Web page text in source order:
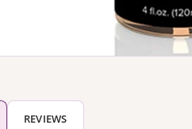
REVIEWS